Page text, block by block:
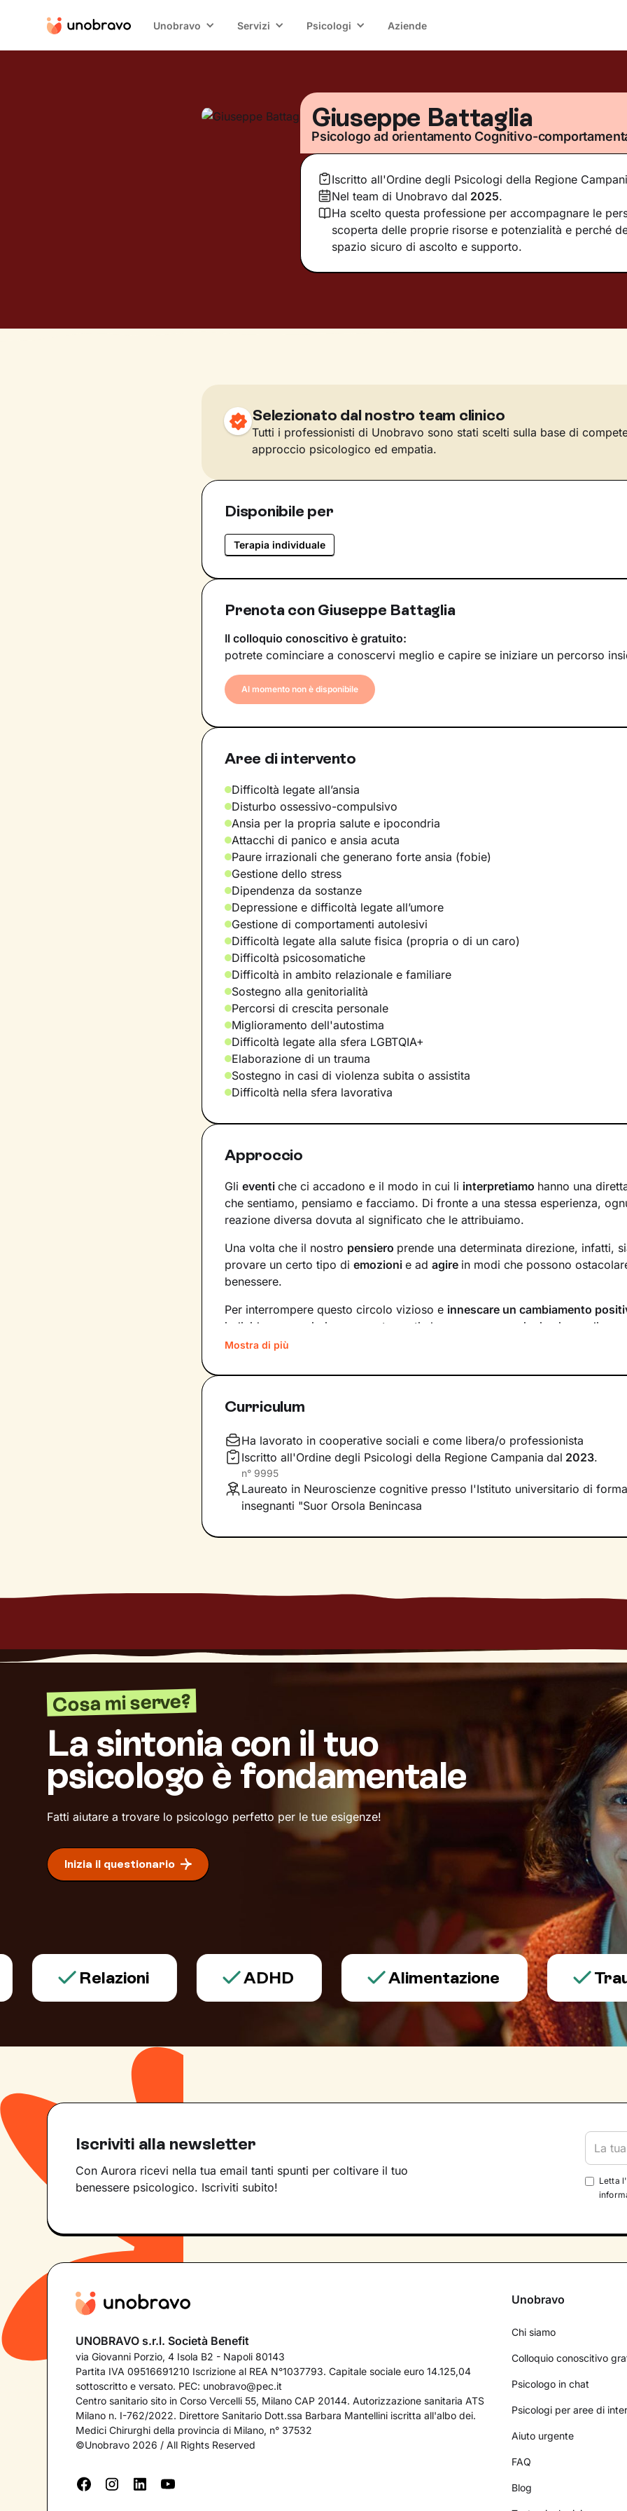
Unobravo Servizi Psicologi Aziende
Giuseppe Battaglia
Psicologo ad orientamento Cognitivo-
Iscritto all'Ordine degli Psicologi della Regione
Nel team di Unobravo dal 2025.
Ha scelto questa professione per accompagnare le
scoperta delle proprie risorse e potenzialità e perché
spazio sicuro di ascolto e supporto.
Selezionato dal nostro team clinico
Tutti i professionisti di Unobravo sono stati scelti sulla base di
approccio psicologico ed empatia.
Disponibile per
Terapia individuale
Prenota con Giuseppe Battaglia
Il colloquio conoscitivo è gratuito:
potrete cominciare a conoscervi meglio e capire se iniziare un percorso
Al momento non è disponibile
Aree di intervento
Difficoltà legate all’ansia
Disturbo ossessivo-compulsivo
Ansia per la propria salute e ipocondria
Attacchi di panico e ansia acuta
Paure irrazionali che generano forte ansia (fobie)
Gestione dello stress
Dipendenza da sostanze
Depressione e difficoltà legate all’umore
Gestione di comportamenti autolesivi
Difficoltà legate alla salute fisica (propria o di un caro)
Difficoltà psicosomatiche
Difficoltà in ambito relazionale e familiare
Sostegno alla genitorialità
Percorsi di crescita personale
Miglioramento dell'autostima
Difficoltà legate alla sfera LGBTQIA+
Elaborazione di un trauma
Sostegno in casi di violenza subita o assistita
Difficoltà nella sfera lavorativa
Approccio
Gli eventi che ci accadono e il modo in cui li interpretiamo hanno una
che sentiamo, pensiamo e facciamo. Di fronte a una stessa esperienza,
reazione diversa dovuta al significato che le attribuiamo.
Una volta che il nostro pensiero prende una determinata direzione, infatti,
provare un certo tipo di emozioni e ad agire in modi che possono
benessere.
Per interrompere questo circolo vizioso e innescare un cambiamento
individuare pensieri e comportamenti che causano emozioni spiacevoli e
su di essi.
Il primo obiettivo dei nostri incontri sarà quello di farti acquisire una
condizionino le tue reazioni. Nel frattempo andremo a scovare le tue
poni.
Attraverso tecniche ed esercizi specifici , scelti in base ai tuoi valori e
ristrutturare quelle modalità di pensiero e azione che finora ti hanno limitato.
fianco per spronarti e sostenerti, e cammineremo insieme verso la meta: il
Mostra di più
Curriculum
Ha lavorato in cooperative sociali e come libera/o professionista
Iscritto all'Ordine degli Psicologi della Regione Campania dal 2023.
n° 9995
Laureato in Neuroscienze cognitive presso l'Istituto universitario di
insegnanti "Suor Orsola Benincasa
Cosa mi serve?
La sintonia con il tuo
psicologo è fondamentale
Fatti aiutare a trovare lo psicologo perfetto per le tue esigenze!
Inizia il questionario
Relazioni ADHD Alimentazione Trauma
Iscriviti alla newsletter
Con Aurora ricevi nella tua email tanti spunti per coltivare il tuo
benessere psicologico. Iscriviti subito!
Letta l'
UNOBRAVO s.r.l. Società Benefit
via Giovanni Porzio, 4 Isola B2 - Napoli 80143
Partita IVA 09516691210 Iscrizione al REA N°1037793. Capitale sociale euro 14.125,04
sottoscritto e versato. PEC: unobravo@pec.it
Centro sanitario sito in Corso Vercelli 55, Milano CAP 20144. Autorizzazione sanitaria ATS
Milano n. I-762/2022. Direttore Sanitario Dott.ssa Barbara Mantellini iscritta all'albo dei.
Medici Chirurghi della provincia di Milano, n° 37532
©Unobravo 2026 / All Rights Reserved
Unobravo
Chi siamo
Colloquio conoscitivo
Psicologo in chat
Psicologi per aree di
Aiuto urgente
FAQ
Blog